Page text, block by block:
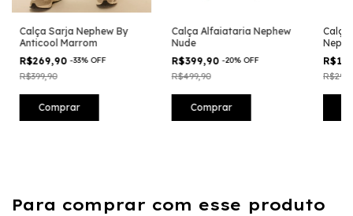
Calça Sarja Nephew By
Anticool Marrom
R$269,90-33% OFF
R$399,90
Comprar
Calça Alfaiataria Nephew
Nude
R$399,90-20% OFF
R$499,90
Comprar
Calça
Para comprar com esse produto